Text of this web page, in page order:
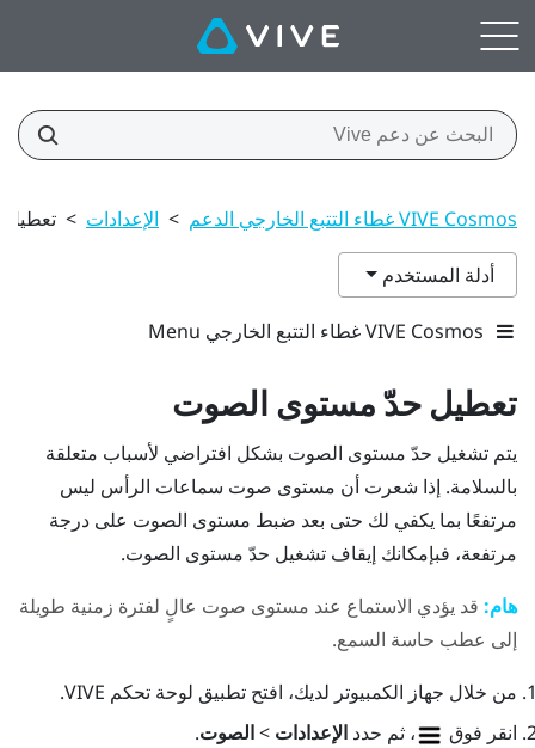
VIVE Cosmos غطاء التتبع الخارجي الدعم > الإعدادات >
أدلة المستخدم
VIVE Cosmos غطاء التتبع الخارجي Menu
تعطيل حدّ مستوى الصوت
يتم تشغيل حدّ مستوى الصوت بشكل افتراضي لأسباب متعلقة
بالسلامة. إذا شعرت أن مستوى صوت سماعات الرأس ليس
مرتفعًا بما يكفي لك حتى بعد ضبط مستوى الصوت على درجة
مرتفعة، فبإمكانك إيقاف تشغيل حدّ مستوى الصوت.
هام: قد يؤدي الاستماع عند مستوى صوت عالٍ لفترة زمنية طويلة
إلى عطب حاسة السمع.
من خلال جهاز الكمبيوتر لديك، افتح تطبيق لوحة تحكم VIVE
.
انقر فوق
، ثم حدد الإعدادات >الصوت.